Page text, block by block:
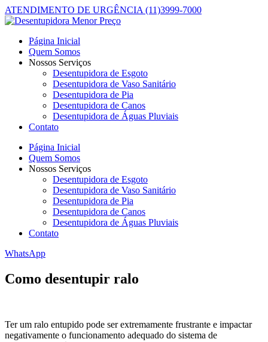
ATENDIMENTO DE URGÊNCIA (11)3999-7000
Página Inicial
Quem Somos
Nossos Serviços
Desentupidora de Esgoto
Desentupidora de Vaso Sanitário
Desentupidora de Pia
Desentupidora de Canos
Desentupidora de Águas Pluviais
Contato
Página Inicial
Quem Somos
Nossos Serviços
Desentupidora de Esgoto
Desentupidora de Vaso Sanitário
Desentupidora de Pia
Desentupidora de Canos
Desentupidora de Águas Pluviais
Contato
WhatsApp
Como desentupir ralo
Ter um ralo entupido pode ser extremamente frustrante e impactar
negativamente o funcionamento adequado do sistema de